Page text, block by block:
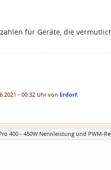
für Geräte, die
- 00:32 Uhr von Erdorf.
400 - 450W Nennleistung und PWM-